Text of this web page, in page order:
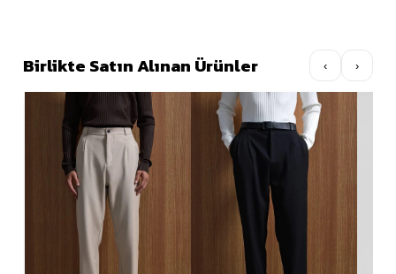
Birlikte Satın Alınan Ürünler ‹ ›